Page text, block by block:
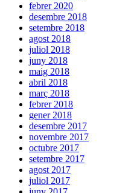
febrer 2020
desembre 2018
setembre 2018
agost 2018
juliol 2018
juny 2018
maig 2018
abril 2018
març 2018
febrer 2018
gener 2018
desembre 2017
novembre 2017
octubre 2017
setembre 2017
agost 2017
juliol 2017